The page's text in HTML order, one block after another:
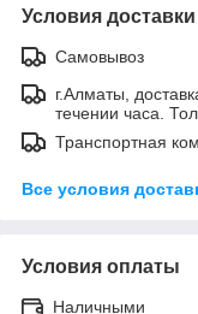
Условия доставки
Самовывоз
г.Алматы,
течении часа.
Транспортная
Все условия
Условия оплаты
Наличными